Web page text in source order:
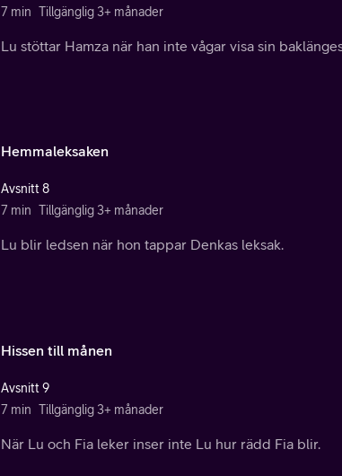
7 min Tillgänglig 3+ månader
Lu stöttar Hamza när han inte vågar visa sin
Hemmaleksaken
Avsnitt 8
7 min Tillgänglig 3+ månader
Lu blir ledsen när hon tappar Denkas leksak.
Hissen till månen
Avsnitt 9
7 min Tillgänglig 3+ månader
När Lu och Fia leker inser inte Lu hur rädd Fia blir.